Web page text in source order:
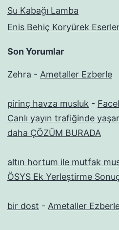
Su Kabağı Lamba
Enis Behiç Koryürek
Son Yorumlar
Zehra - Ametaller Ezberle
pirinç havza musluk -
Canlı yayın trafiğinde
daha ÇÖZÜM BURADA
altın hortum ile mutfak
ÖSYS Ek Yerleştirme
bir dost - Ametaller